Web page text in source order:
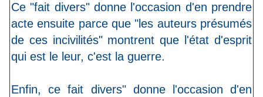
Ce "fait divers" donne l'occasion d'en prendre
acte ensuite parce que "les auteurs présumés
de ces incivilités" montrent que l'état d'esprit
qui est le leur, c'est la guerre.
Enfin, ce fait divers" donne l'occasion d'en